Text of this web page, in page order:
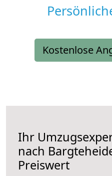
Kostenlose
Ihr
nach
Preiswert